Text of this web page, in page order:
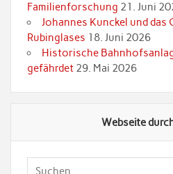
Familienforschung 21. Juni
Johannes Kunckel und das
Rubinglases 18. Juni 2026
Historische
gefährdet 29. Mai 2026
Webseite